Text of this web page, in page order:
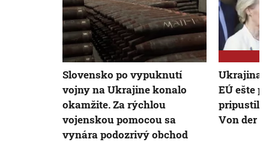
Slovensko po vypuknutí
vojny na Ukrajine konalo
okamžite. Za rýchlou
vojenskou pomocou sa
vynára podozrivý obchod
Ukrajina
EÚ ešte
pripustila
Von der